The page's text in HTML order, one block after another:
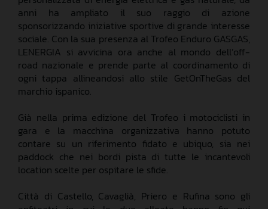
anni ha ampliato il suo raggio di azione
sponsorizzando iniziative sportive di grande interesse
sociale. Con la sua presenza al Trofeo Enduro GASGAS,
LENERGIA si avvicina ora anche al mondo dell’off-
road nazionale e prende parte al coordinamento di
ogni tappa allineandosi allo stile GetOnTheGas del
marchio ispanico.
Già nella prima edizione del Trofeo i motociclisti in
gara e la macchina organizzativa hanno potuto
contare su un riferimento fidato e ubiquo, sia nei
paddock che nei bordi pista di tutte le incantevoli
location scelte per ospitare le sfide.
Città di Castello, Cavaglià, Priero e Rufina sono gli